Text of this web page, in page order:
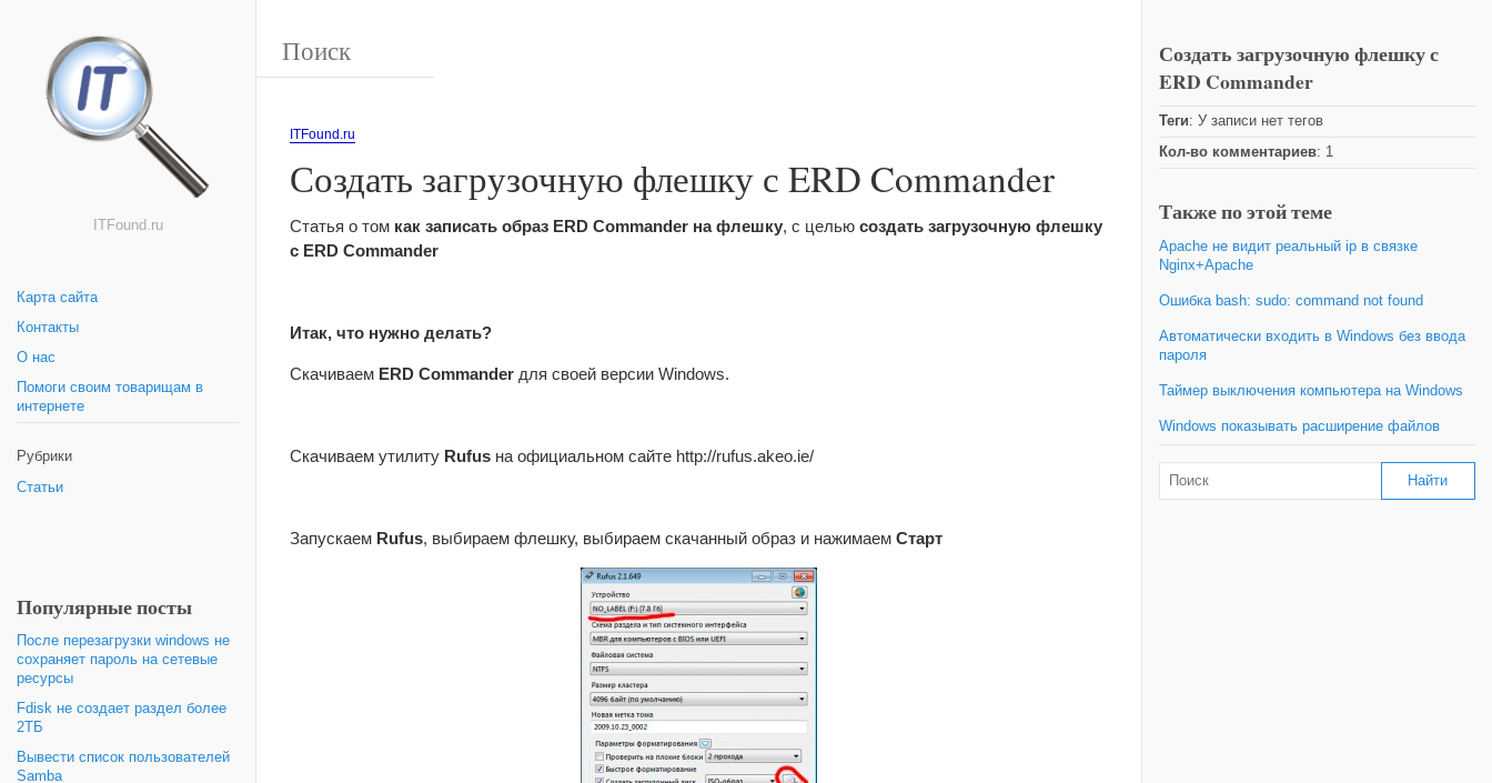
ITFound.ru
Карта сайта
Контакты
О нас
Помоги своим товарищам в
интернете
Рубрики
Статьи
Популярные посты
После перезагрузки windows не
сохраняет пароль на сетевые
ресурсы
Fdisk не создает раздел более
2ТБ
Вывести список пользователей
Samba
ITFound.ru
Создать загрузочную флешку с ERD Commander
Статья о том как записать образ ERD Commander на флешку, с целью создать загрузочную флешку
с ERD Commander
Итак, что нужно делать?
Скачиваем ERD Commander для своей версии Windows.
Скачиваем утилиту Rufus на официальном сайте http://rufus.akeo.ie/
Запускаем Rufus, выбираем флешку, выбираем скачанный образ и нажимаем Старт
Создать загрузочную флешку с
ERD Commander
Теги: У записи нет тегов
Кол-во комментариев: 1
Также по этой теме
Apache не видит реальный ip в связке
Nginx+Apache
Ошибка bash: sudo: command not found
Автоматически входить в Windows без ввода
пароля
Таймер выключения компьютера на Windows
Windows показывать расширение файлов